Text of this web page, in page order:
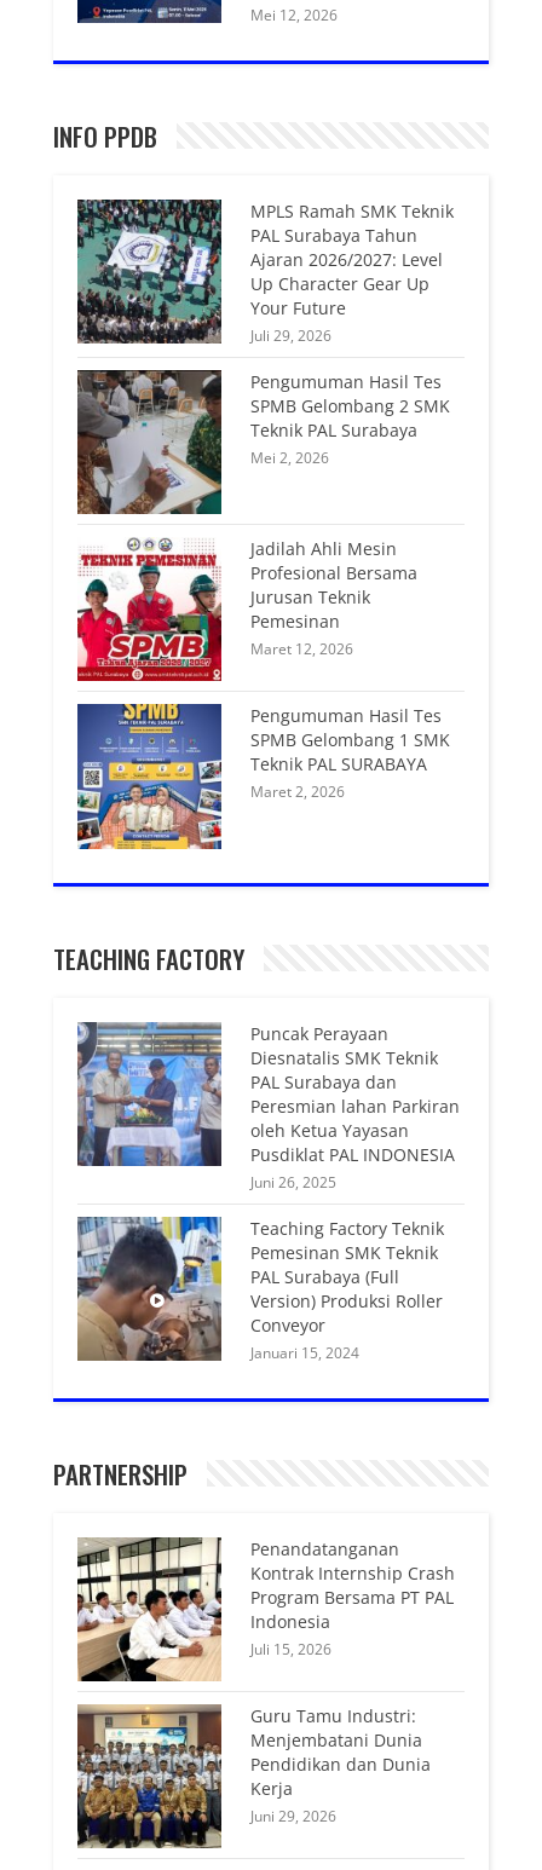
Mei 12, 2026
INFO PPDB
MPLS Ramah SMK Teknik
PAL Surabaya Tahun
Ajaran 2026/2027: Level
Up Character Gear Up
Your Future
Juli 29, 2026
Pengumuman Hasil Tes
SPMB Gelombang 2 SMK
Teknik PAL Surabaya
Mei 2, 2026
Jadilah Ahli Mesin
Profesional Bersama
Jurusan Teknik
Pemesinan
Maret 12, 2026
Pengumuman Hasil Tes
SPMB Gelombang 1 SMK
Teknik PAL SURABAYA
Maret 2, 2026
TEACHING FACTORY
Puncak Perayaan
Diesnatalis SMK Teknik
PAL Surabaya dan
Peresmian lahan Parkiran
oleh Ketua Yayasan
Pusdiklat PAL INDONESIA
Juni 26, 2025
Teaching Factory Teknik
Pemesinan SMK Teknik
PAL Surabaya (Full
Version) Produksi Roller
Conveyor
Januari 15, 2024
PARTNERSHIP
Penandatanganan
Kontrak Internship Crash
Program Bersama PT PAL
Indonesia
Juli 15, 2026
Guru Tamu Industri:
Menjembatani Dunia
Pendidikan dan Dunia
Kerja
Juni 29, 2026